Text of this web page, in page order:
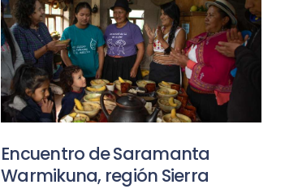
Encuentro de Saramanta
Warmikuna, región Sierra